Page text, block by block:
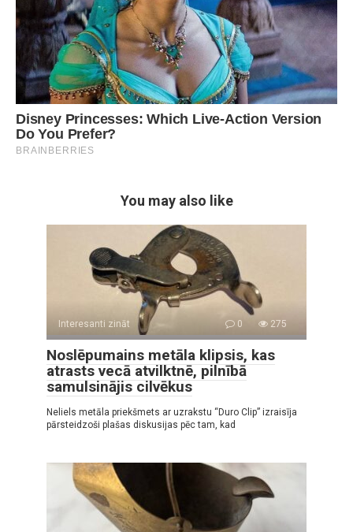
You may also like
Interesanti zināt 0 275
Noslēpumains metāla klipsis, kas
atrasts vecā atvilktnē, pilnībā
samulsinājis cilvēkus
Neliels metāla priekšmets ar uzrakstu “Duro Clip” izraisīja
pārsteidzoši plašas diskusijas pēc tam, kad